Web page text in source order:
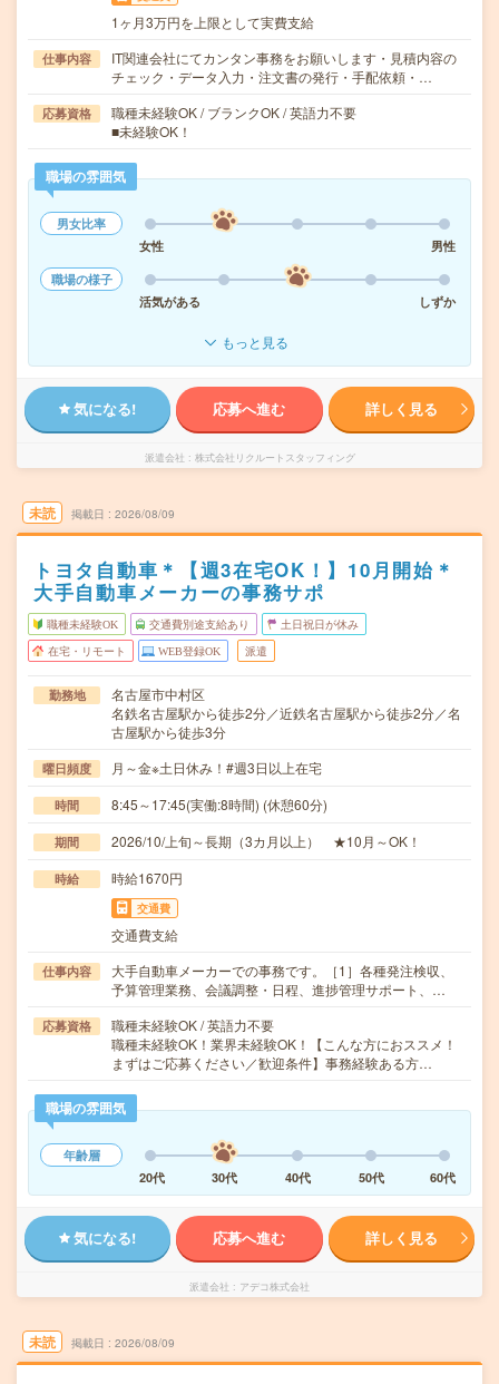
1ヶ月3万円を上限として実費支給
仕事内容
IT関連会社にてカンタン事務をお願いします・見積内容の
チェック・データ入力・注文書の発行・手配依頼・…
応募資格
職種未経験OK / ブランクOK / 英語力不要
■未経験OK！
職場の雰囲気
男女比率
女性
男性
職場の様子
活気がある
しずか
もっと見る
気になる! 応募へ進む 詳しく見る
派遣会社 株式会社リクルートスタッフィング
未読 掲載日 2026/08/09
トヨタ自動車＊【週3在宅OK！】10月開始＊
大手自動車メーカーの事務サポ
職種未経験OK 交通費別途支給あり 土日祝日が休み
在宅・リモート WEB登録OK 派遣
勤務地
名古屋市中村区
名鉄名古屋駅から徒歩2分／近鉄名古屋駅から徒歩2分／名
古屋駅から徒歩3分
曜日頻度 月～金※土日休み！#週3日以上在宅
時間 8:45～17:45(実働:8時間) (休憩60分)
期間 2026/10/上旬～長期（3カ月以上） ★10月～OK！
時給 時給1670円
交通費
交通費支給
仕事内容
大手自動車メーカーでの事務です。［1］各種発注検収、
予算管理業務、会議調整・日程、進捗管理サポート、…
応募資格
職種未経験OK / 英語力不要
職種未経験OK！業界未経験OK！【こんな方におススメ！
まずはご応募ください／歓迎条件】事務経験ある方…
職場の雰囲気
年齢層
20代
30代 40代 50代 60代
気になる! 応募へ進む 詳しく見る
派遣会社 アデコ株式会社
未読 掲載日 2026/08/09